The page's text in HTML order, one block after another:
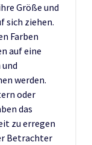
Größe und
sich ziehen.
Farben
auf eine
werden.
oder
das
zu erregen
Betrachter